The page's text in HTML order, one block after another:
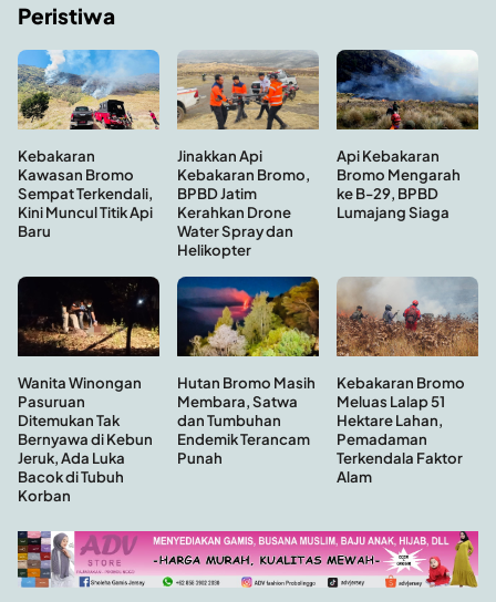
Peristiwa
Kebakaran
Kawasan Bromo
Sempat Terkendali,
Kini Muncul Titik Api
Baru
Jinakkan Api
Kebakaran Bromo,
BPBD Jatim
Kerahkan Drone
Water Spray dan
Helikopter
Api Kebakaran
Bromo Mengarah
ke B-29, BPBD
Lumajang Siaga
Wanita Winongan
Pasuruan
Ditemukan Tak
Bernyawa di Kebun
Jeruk, Ada Luka
Bacok di Tubuh
Korban
Hutan Bromo Masih
Membara, Satwa
dan Tumbuhan
Endemik Terancam
Punah
Kebakaran Bromo
Meluas Lalap 51
Hektare Lahan,
Pemadaman
Terkendala Faktor
Alam